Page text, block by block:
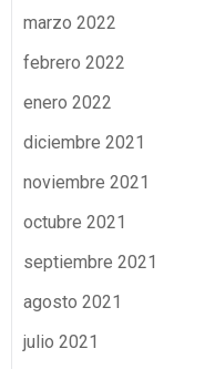
marzo 2022
febrero 2022
enero 2022
diciembre 2021
noviembre 2021
octubre 2021
septiembre 2021
agosto 2021
julio 2021